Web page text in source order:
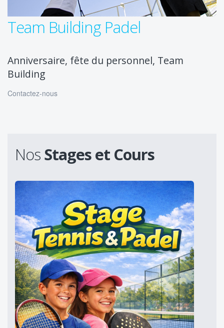
Team Building Padel
Anniversaire, fête du personnel, Team
Building
Contactez-nous
NosStages et Cours